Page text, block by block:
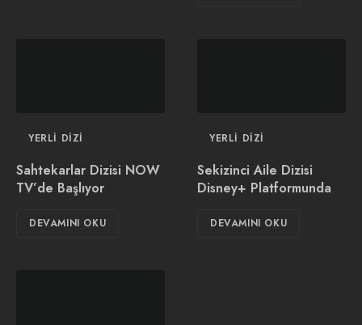
YERLI DIZI
Sahtekarlar Dizisi NOW
TV’de Başlıyor
DEVAMINI OKU
YERLI DIZI
Sekizinci Aile Dizisi
Disney+ Platformunda
DEVAMINI OKU